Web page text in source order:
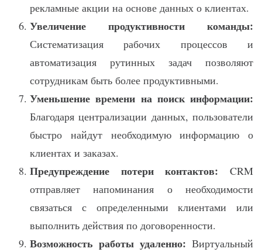
рекламные акции на основе данных о клиентах.
Увеличение продуктивности команды:
Систематизация рабочих процессов и
автоматизация рутинных задач позволяют
сотрудникам быть более продуктивными.
Уменьшение времени на поиск информации:
Благодаря централизации данных, пользователи
быстро найдут необходимую информацию о
клиентах и заказах.
Предупреждение потери контактов: CRM
отправляет напоминания о необходимости
связаться с определенными клиентами или
выполнить действия по договоренности.
Возможность работы удаленно: Виртуальный